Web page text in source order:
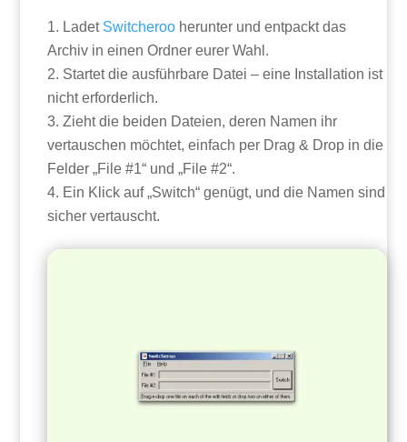
Ladet Switcheroo herunter und entpackt das
Archiv in einen Ordner eurer Wahl.
Startet die ausführbare Datei – eine Installation ist
nicht erforderlich.
Zieht die beiden Dateien, deren Namen ihr
vertauschen möchtet, einfach per Drag & Drop in die
Felder „File #1“ und „File #2“.
Ein Klick auf „Switch“ genügt, und die Namen sind
sicher vertauscht.